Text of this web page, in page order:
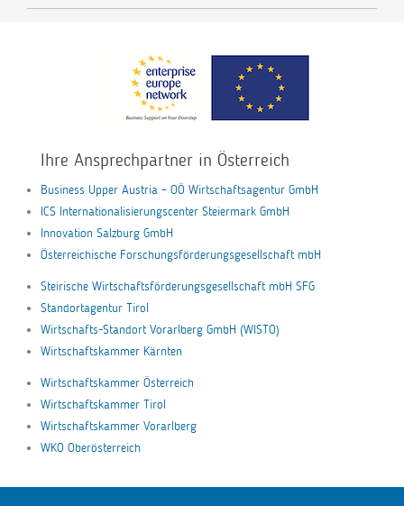
Ihre Ansprechpartner in Österreich
Business Upper Austria – OÖ Wirtschaftsagentur GmbH
ICS Internationalisierungscenter Steiermark GmbH
Innovation Salzburg GmbH
Österreichische Forschungsförderungsgesellschaft mbH
Steirische Wirtschaftsförderungsgesellschaft mbH SFG
Standortagentur Tirol
Wirtschafts-Standort Vorarlberg GmbH (WISTO)
Wirtschaftskammer Kärnten
Wirtschaftskammer Österreich
Wirtschaftskammer Tirol
Wirtschaftskammer Vorarlberg
WKO Oberösterreich